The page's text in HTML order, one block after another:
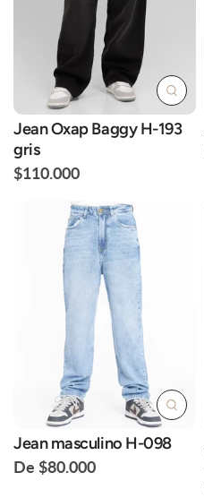
Jean Oxap Baggy H-193
gris
$110.000
Jean masculino H-098
De $80.000